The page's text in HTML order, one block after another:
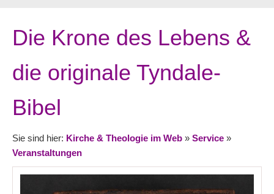
Die Krone des Lebens &
die originale Tyndale-
Bibel
Sie sind hier: Kirche & Theologie im Web » Service »
Veranstaltungen